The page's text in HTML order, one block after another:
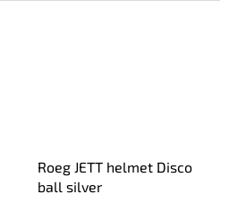
Roeg JETT helmet Disco
ball silver